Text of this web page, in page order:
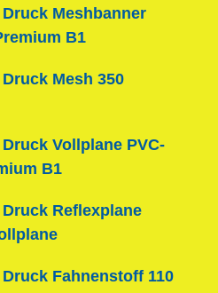
Meshbanner
B1
Mesh 350
Vollplane PVC-
B1
Reflexplane
Fahnenstoff 110